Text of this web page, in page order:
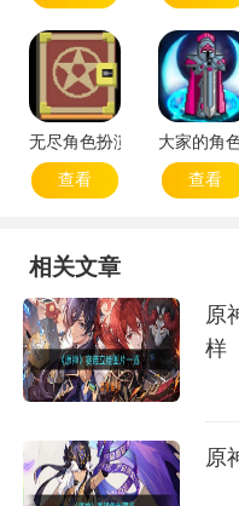
无尽角色扮演点击
查看
大家的角
查看
相关文章
原
样
原